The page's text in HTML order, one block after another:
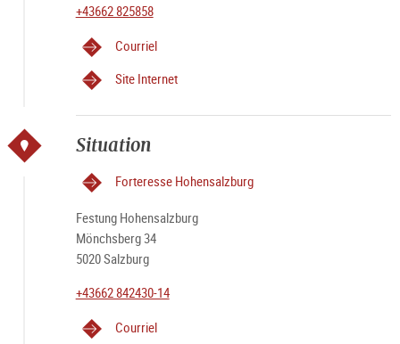
+43662 825858
Courriel
Site Internet
Situation
Forteresse Hohensalzburg
Festung Hohensalzburg
Mönchsberg 34
5020 Salzburg
+43662 842430-14
Courriel